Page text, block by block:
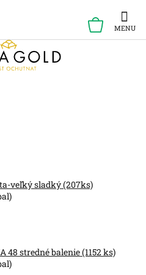
KOŠÍK
veľký sladký (207ks)
48 stredné balenie (1152 ks)